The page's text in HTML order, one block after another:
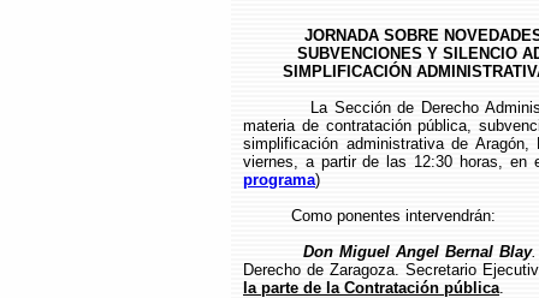
JORNADA SOBRE
SUBVENCIONES Y SILENCIO
SIMPLIFICACIÓN
La Sección de Derecho
materia de contratación pública,
simplificación administrativa de
viernes, a partir de las 12:30 horas, en
programa)
Como ponentes intervendrán:
Don Miguel Angel Bernal Blay.
Derecho de Zaragoza. Secretario
la parte de la Contratación pública.